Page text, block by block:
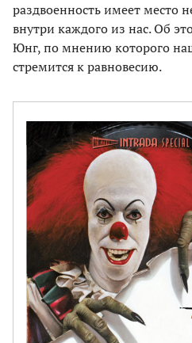
раздвоенность имеет место
внутри каждого из нас. Об
Юнг, по мнению которого
стремится к равновесию.